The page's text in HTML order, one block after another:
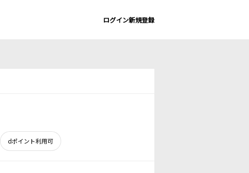
ログイン新規登録
dポイント利用可